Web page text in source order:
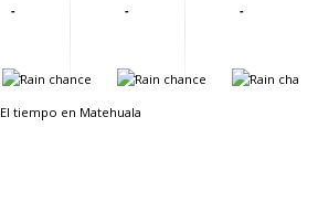
-
-
-
-
-
-
El tiempo en Matehuala